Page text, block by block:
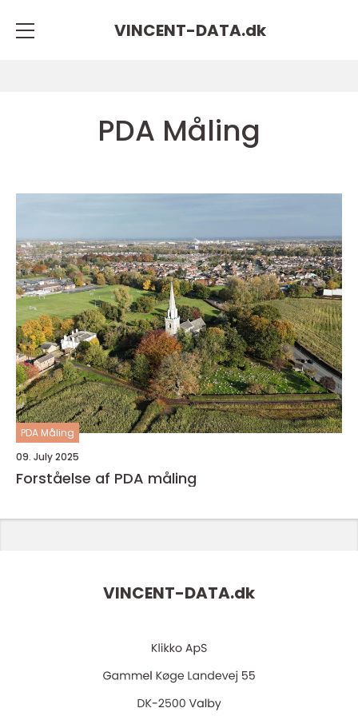
VINCENT-DATA.dk
PDA Måling
PDA Måling
09. July 2025
Forståelse af PDA måling
VINCENT-DATA.dk